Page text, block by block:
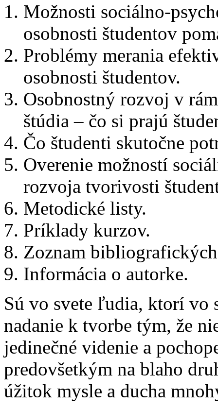
Možnosti sociálno-
osobnosti študentov
Problémy merania
osobnosti študentov.
Osobnostný rozvoj v
štúdia – čo si prajú
Čo študenti skutočne
Overenie možností
rozvoja tvorivosti
Metodické listy.
Príklady kurzov.
Zoznam
Informácia o autorke.
Sú vo svete ľudia, ktorí vo
nadanie k tvorbe tým, že
jedinečné videnie a
predovšetkým na blaho
úžitok mysle a ducha